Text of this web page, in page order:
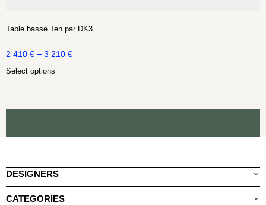
Table basse Ten par DK3
2 410 € – 3 210 €
Select options
DESIGNERS
CATEGORIES